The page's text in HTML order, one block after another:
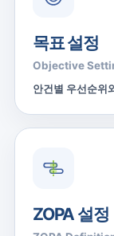
목표 설정
Objective
안건별 우선순
ZOPA 설정